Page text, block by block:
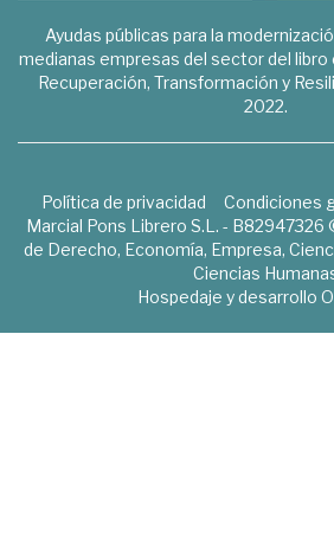
Ayudas públicas para la
medianas empresas del sector del libro
Recuperación, Transformación y
2022.
Política de privacidad Condiciones
Marcial Pons Librero S.L. - B82947326
de Derecho, Economía, Empresa,
Ciencias
Hospedaje y desarrollo